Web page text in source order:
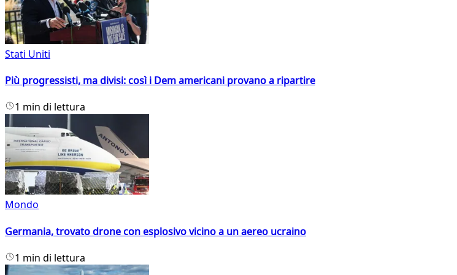
Stati Uniti
Più progressisti, ma divisi: così i Dem americani provano a ripartire
1 min di lettura
Mondo
Germania, trovato drone con esplosivo vicino a un aereo ucraino
1 min di lettura